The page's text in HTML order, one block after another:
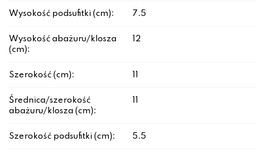
Wysokość podsufitki (cm): 7.5
Wysokość abażuru/klosza
(cm):
12
Szerokość (cm):
Średnica/szerokość
abażuru/klosza (cm):
Szerokość podsufitki (cm): 5.5